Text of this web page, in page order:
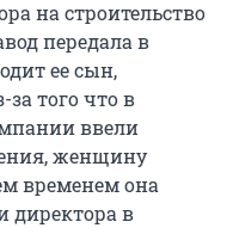
на строительство
передала в
ее сын,
того что в
ввели
женщину
временем она
директора в